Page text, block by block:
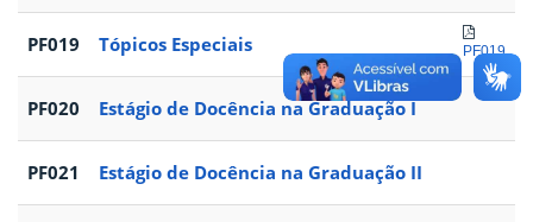
PF019 Tópicos Especiais PF019
PF020 Estágio de Docência na Graduação I
PF021 Estágio de Docência na Graduação II